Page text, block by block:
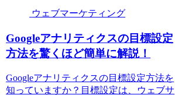
ウェブマーケティング
Googleアナリティクスの目標設定
方法を驚くほど簡単に解説！
Googleアナリティクスの目標設定方法を
知っていますか？目標設定は、ウェブサ